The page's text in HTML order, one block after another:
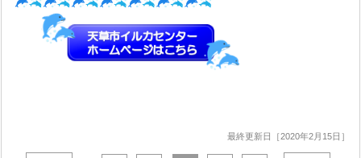
最終更新日［2020年2月15日］